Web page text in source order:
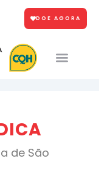
DOE AGORA
de São